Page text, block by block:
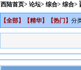
西陆首页> 论坛> 综合> 综合>
【全部】【精华】【热门 】 分